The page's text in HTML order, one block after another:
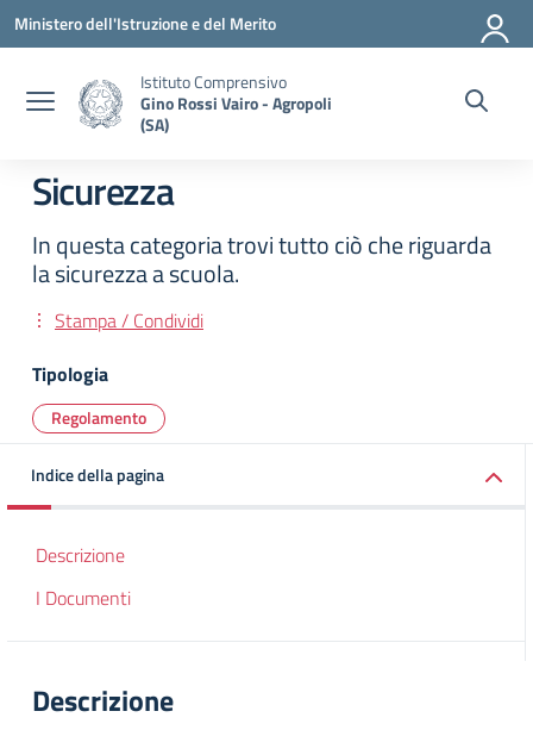
Vai ai contenuti
Vai al menu di navigazione
Vai al footer
Ministero dell'Istruzione e del Merito
Istituto Comprensivo
Gino Rossi Vairo - Agropoli
(SA)
Sicurezza
In questa categoria trovi tutto ciò che riguarda
la sicurezza a scuola.
Stampa / Condividi
Tipologia
Regolamento
Indice della pagina
Descrizione
I Documenti
Descrizione